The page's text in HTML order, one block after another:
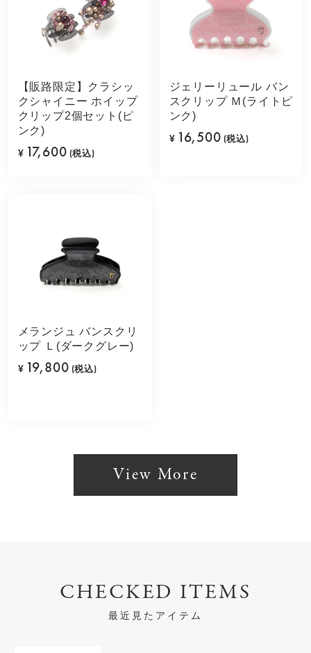
【販路限定】クラシッ
クシャイニー ホイップ
クリップ2個セット(ピ
ンク)
¥ 17,600 (税込)
ジェリーリュール バン
スクリップ Ｍ(ライトピ
ンク)
¥ 16,500 (税込)
メランジュ バンスクリ
ップ Ｌ(ダークグレー)
¥ 19,800 (税込)
View More
CHECKED ITEMS
最近見たアイテム